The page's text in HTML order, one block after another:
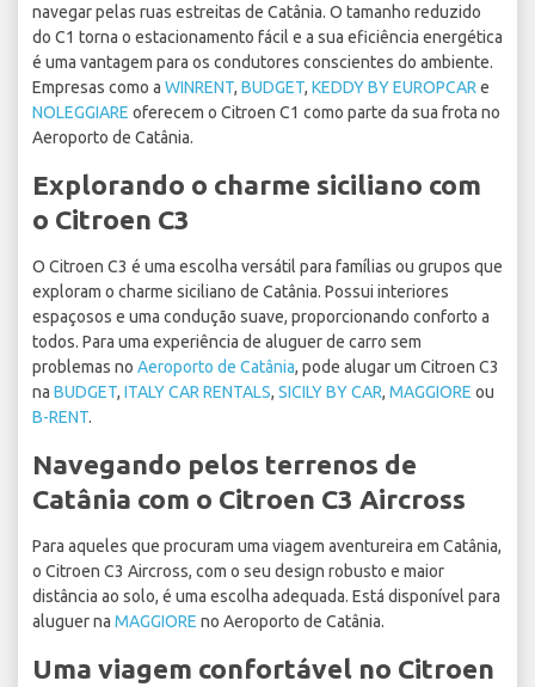
navegar pelas ruas estreitas de Catânia. O tamanho reduzido
do C1 torna o estacionamento fácil e a sua eficiência energética
é uma vantagem para os condutores conscientes do ambiente.
Empresas como a WINRENT, BUDGET, KEDDY BY EUROPCAR e
NOLEGGIARE oferecem o Citroen C1 como parte da sua frota no
Aeroporto de Catânia.
Explorando o charme siciliano com
o Citroen C3
O Citroen C3 é uma escolha versátil para famílias ou grupos que
exploram o charme siciliano de Catânia. Possui interiores
espaçosos e uma condução suave, proporcionando conforto a
todos. Para uma experiência de aluguer de carro sem
problemas no Aeroporto de Catânia, pode alugar um Citroen C3
na BUDGET, ITALY CAR RENTALS, SICILY BY CAR, MAGGIORE ou
B-RENT.
Navegando pelos terrenos de
Catânia com o Citroen C3 Aircross
Para aqueles que procuram uma viagem aventureira em Catânia,
o Citroen C3 Aircross, com o seu design robusto e maior
distância ao solo, é uma escolha adequada. Está disponível para
aluguer na MAGGIORE no Aeroporto de Catânia.
Uma viagem confortável no Citroen